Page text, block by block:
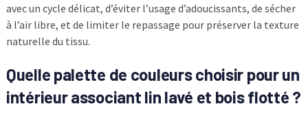
avec un cycle délicat, d’éviter l’usage d’adoucissants, de sécher
à l’air libre, et de limiter le repassage pour préserver la texture
naturelle du tissu.
Quelle palette de couleurs choisir pour un
intérieur associant lin lavé et bois flotté ?